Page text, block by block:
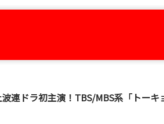
連ドラ初主演！TBS/MBS系「トーキ